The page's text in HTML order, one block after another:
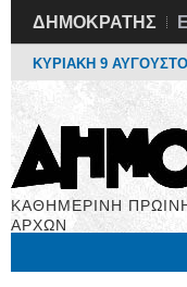
ΔΗΜΟΚΡΑΤΗΣ
ΚΥΡΙΑΚΗ 9
ΚΑΘΗΜΕΡΙΝΗ
ΑΡΧΩΝ